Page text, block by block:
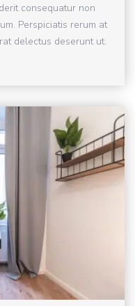
consequatur non
Perspiciatis rerum at
delectus deserunt ut.